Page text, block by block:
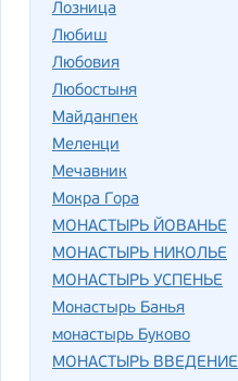
Лозница
Любиш
Любовия
Любостыня
Майданпек
Меленци
Мечавник
Мокра Гора
МОНАСТЫРЬ ЙОВАНЬЕ
МОНАСТЫРЬ НИКОЛЬЕ
МОНАСТЫРЬ УСПЕНЬЕ
Монастырь Банья
монастырь Буково
МОНАСТЫРЬ ВВЕДЕНИЕ